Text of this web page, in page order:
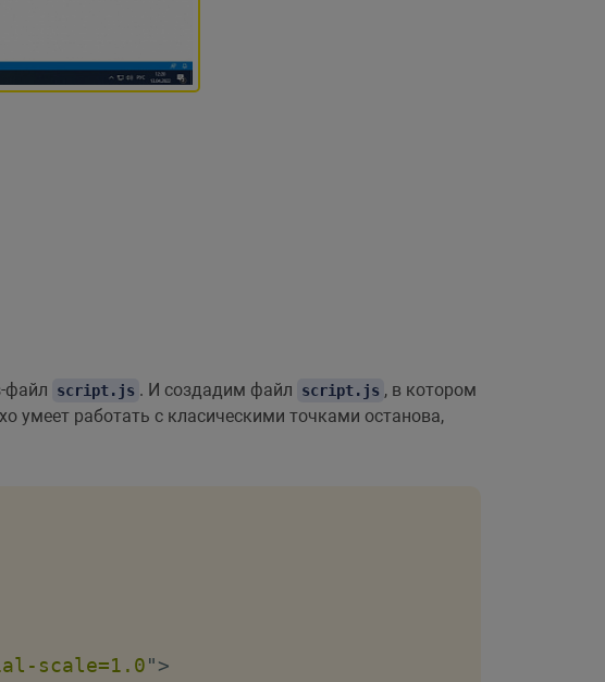
файл script.js . И создадим файл script.js , в котором
умеет работать с класическими точками останова,
scale=1.0">